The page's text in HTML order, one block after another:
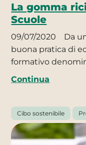
La gomma
Scuole
09/07/2020
Da
buona pratica di
formativo
Continua
Cibo sostenibile